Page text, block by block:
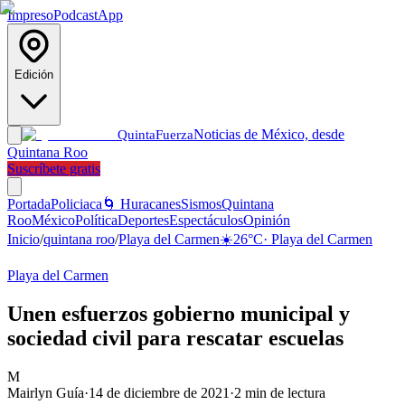
ImpresoPodcastApp
Edición
QuintaFuerzaNoticias de México, desde
Quintana Roo
Suscríbete gratis
PortadaPoliciaca 🌀 HuracanesSismosQuintana
RooMéxicoPolíticaDeportesEspectáculosOpinión
Inicio/quintana roo/Playa del Carmen☀️26°C· Playa del Carmen
Playa del Carmen
Unen esfuerzos gobierno municipal y
sociedad civil para rescatar escuelas
M
Mairlyn Guía·14 de diciembre de 2021 ·2 min de lectura